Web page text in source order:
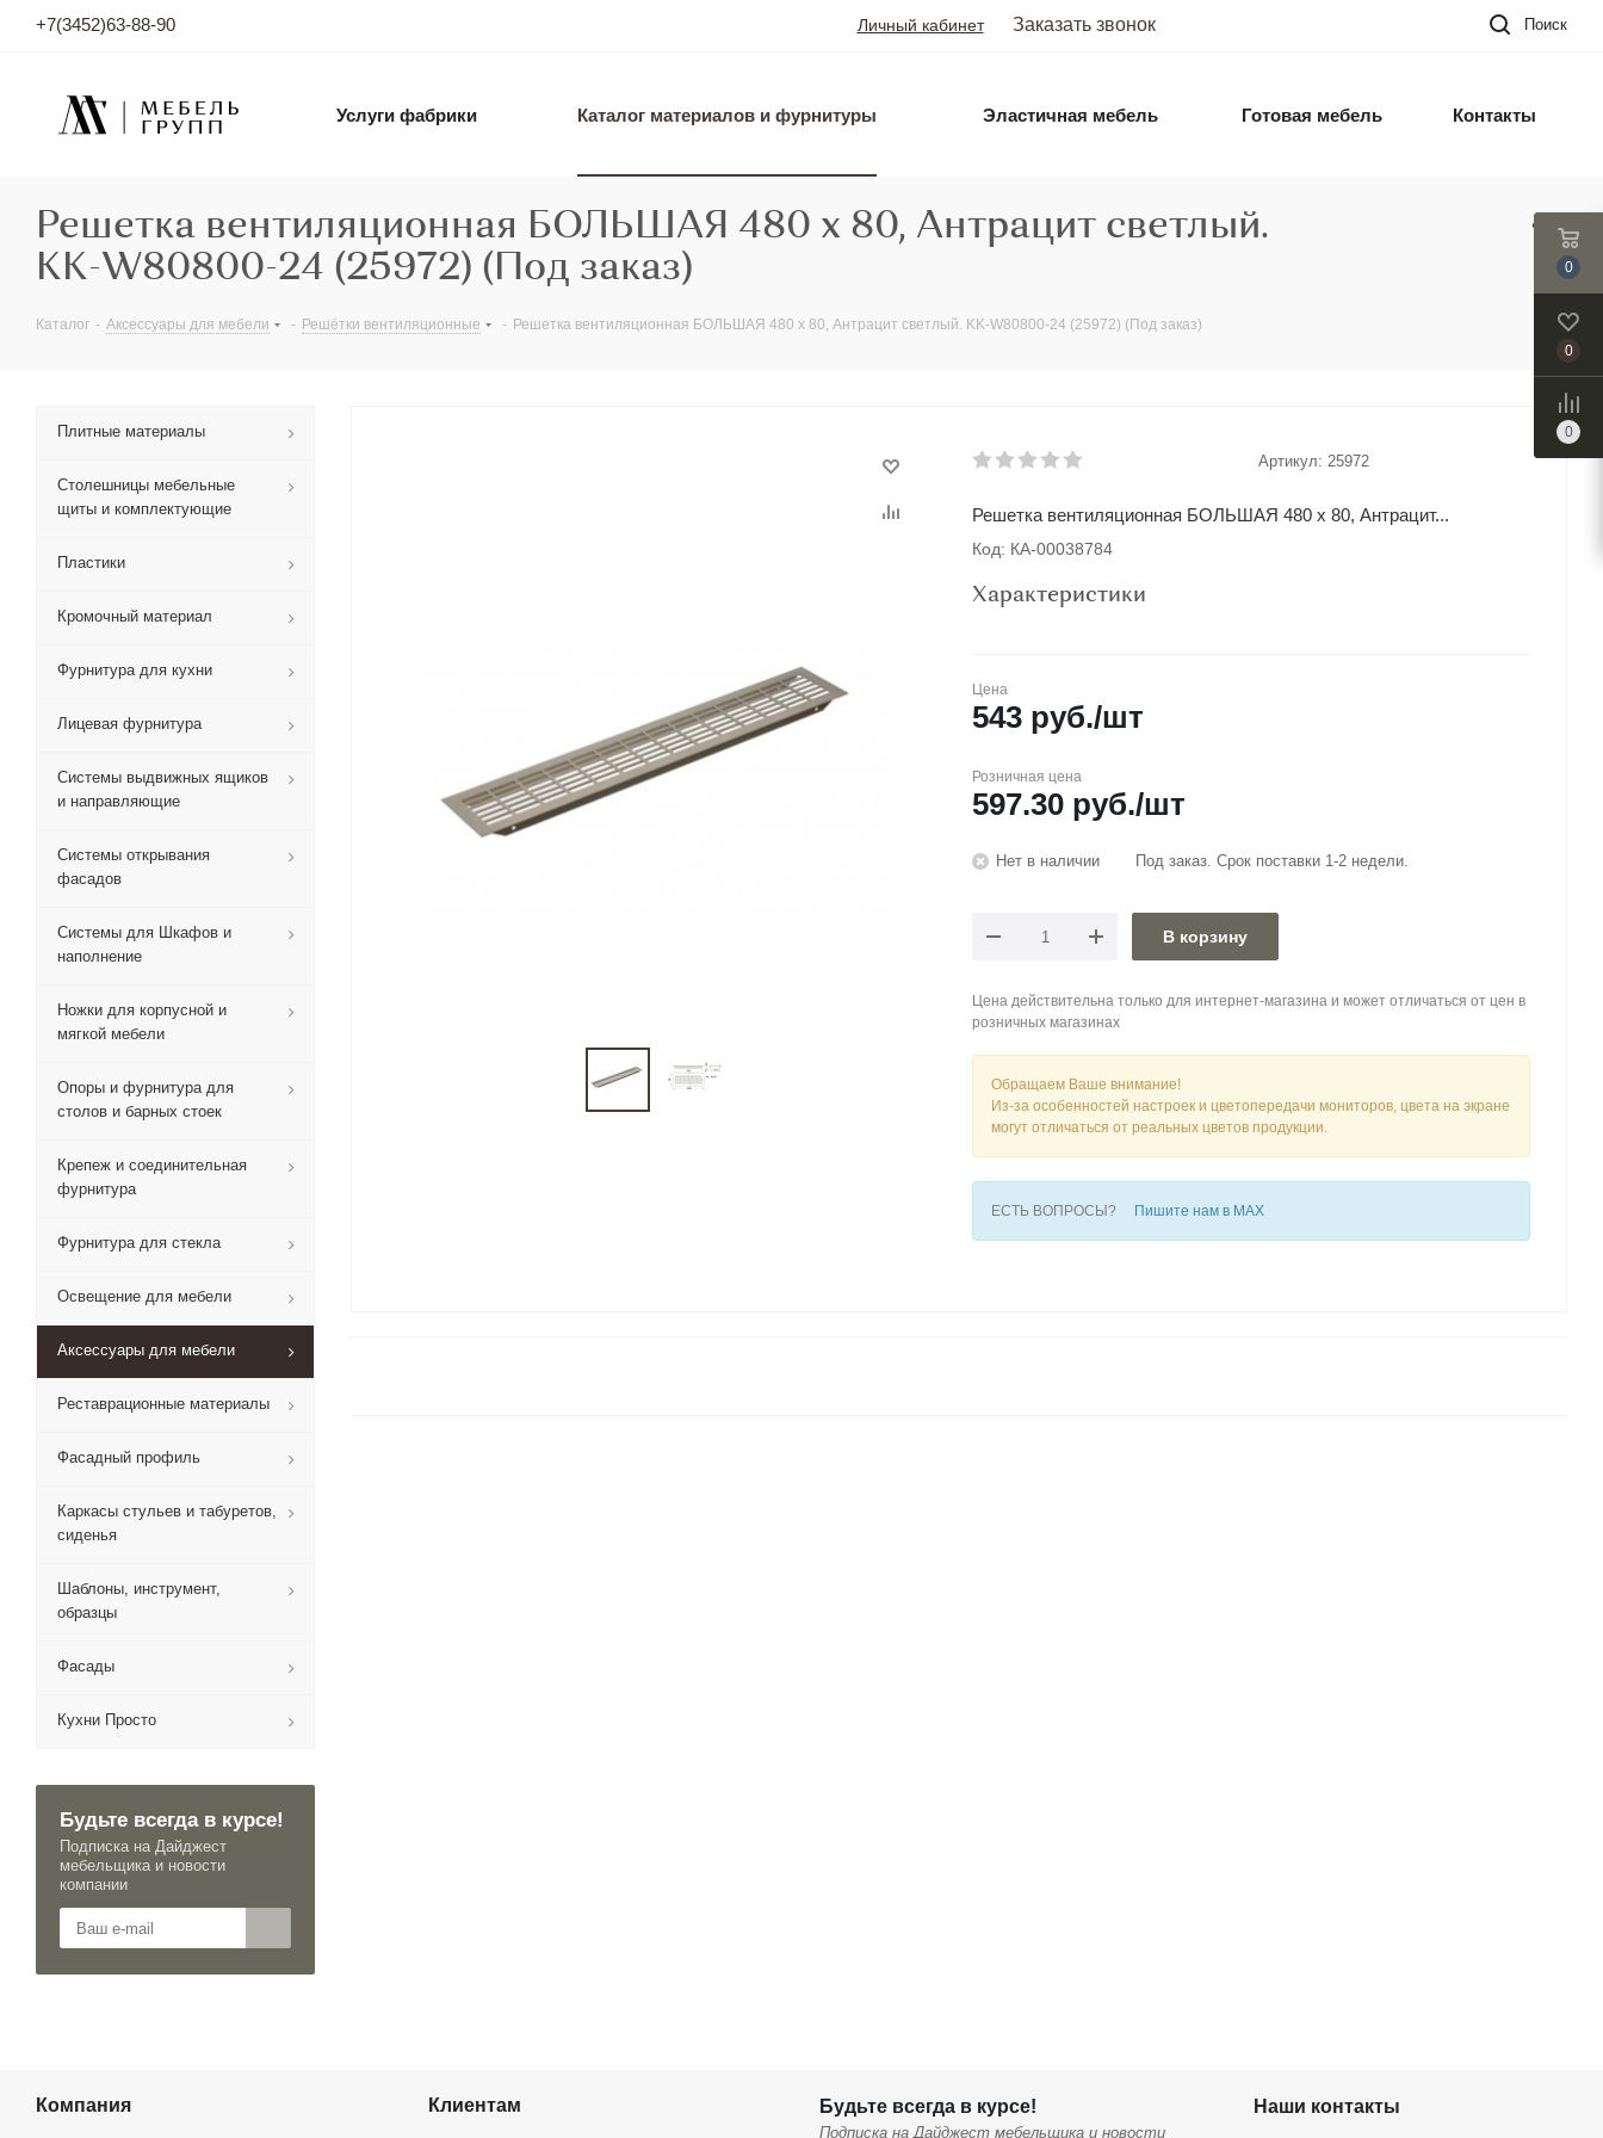
+7(3452)63-88-90 Личный кабинет Заказать звонок Поиск
Услуги фабрики Каталог материалов и фурнитуры Эластичная мебель Готовая мебель Контакты
Решетка вентиляционная БОЛЬШАЯ 480 х 80, Антрацит светлый.
KK-W80800-24 (25972) (Под заказ)
Каталог - Аксессуары для мебели - Решётки вентиляционные - Решетка вентиляционная БОЛЬШАЯ 480 х 80, Антрацит светлый. KK-W80800-24 (25972) (Под заказ)
Артикул: 25972
Решетка вентиляционная БОЛЬШАЯ 480 х 80, Антрацит...
Код: КА-00038784
Характеристики
Цена
543 руб./шт
Розничная цена
597.30 руб./шт
Нет в наличии Под заказ. Срок поставки 1-2 недели.
В корзину
Цена действительна только для интернет-магазина и может отличаться от цен в
розничных магазинах
Обращаем Ваше внимание!
Из-за особенностей настроек и цветопередачи мониторов, цвета на экране
могут отличаться от реальных цветов продукции.
ЕСТЬ ВОПРОСЫ? Пишите нам в MAX
Плитные материалы
Столешницы мебельные
щиты и комплектующие
Пластики
Кромочный материал
Фурнитура для кухни
Лицевая фурнитура
Системы выдвижных ящиков
и направляющие
Системы открывания
фасадов
Системы для Шкафов и
наполнение
Ножки для корпусной и
мягкой мебели
Опоры и фурнитура для
столов и барных стоек
Крепеж и соединительная
фурнитура
Фурнитура для стекла
Освещение для мебели
Аксессуары для мебели
Реставрационные материалы
Фасадный профиль
Каркасы стульев и табуретов,
сиденья
Шаблоны, инструмент,
образцы
Фасады
Кухни Просто
Будьте всегда в курсе!
Подписка на Дайджест
мебельщика и новости
компании
Компания Клиентам Будьте всегда в курсе!
Подписка на Дайджест мебельщика и новости
Наши контакты
0
0
0